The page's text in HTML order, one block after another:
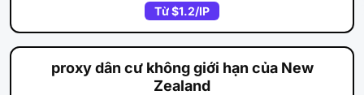
Từ$1.2/IP
proxy dân cư không giới hạn của New
Zealand